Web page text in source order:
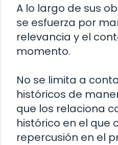
A lo largo de sus
se esfuerza por
relevancia y el
momento.
No se limita a
históricos de
que los relaciona
histórico en el que
repercusión en el